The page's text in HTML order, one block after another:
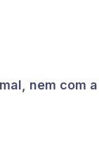
nem com a